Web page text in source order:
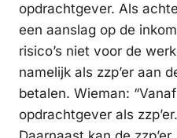
opdrachtgever. Als
een aanslag op de
risico’s niet voor de
namelijk als zzp’er aan
betalen. Wieman:
opdrachtgever als